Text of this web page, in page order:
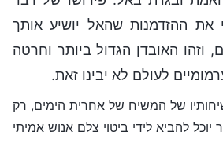
את ההזדמנות שהאל יושיע אותך
וזהו האובדן הגדול ביותר וחרטה
לעולם לא יבינו זאת.
של המשיח של אחרית הימים, רק
יוכל להביא לידי ביטוי צלם אנוש אמיתי